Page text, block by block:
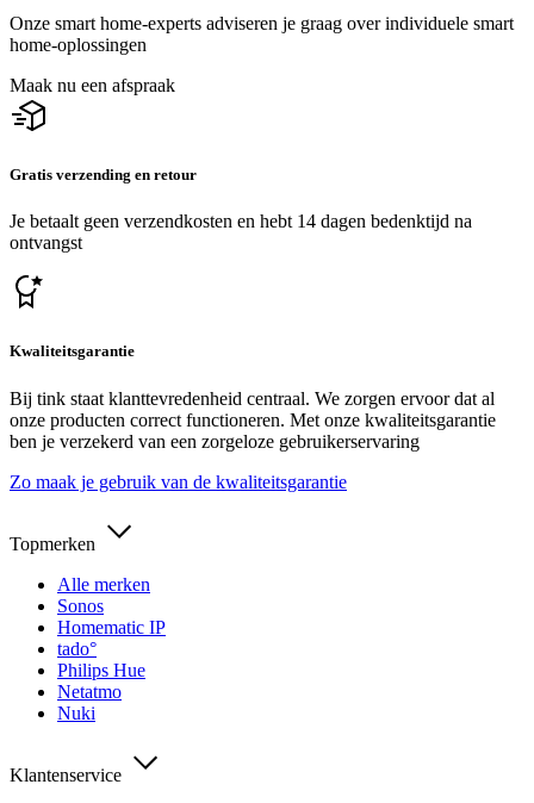
Onze smart home-experts adviseren je graag over individuele smart
home-oplossingen
Maak nu een afspraak
Gratis verzending en retour
Je betaalt geen verzendkosten en hebt 14 dagen bedenktijd na
ontvangst
Kwaliteitsgarantie
Bij tink staat klanttevredenheid centraal. We zorgen ervoor dat al
onze producten correct functioneren. Met onze kwaliteitsgarantie
ben je verzekerd van een zorgeloze gebruikerservaring
Zo maak je gebruik van de kwaliteitsgarantie
Topmerken
Alle merken
Sonos
Homematic IP
tado°
Philips Hue
Netatmo
Nuki
Klantenservice